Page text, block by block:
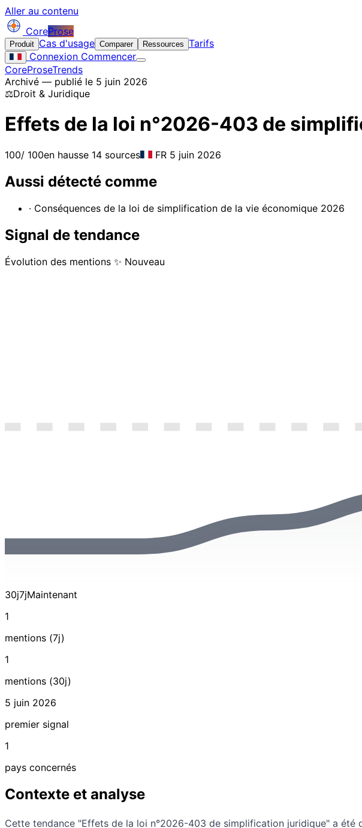
Aller au contenu
CoreProse
Produit Cas d'usage Comparer Ressources Tarifs
Connexion Commencer
CoreProseTrends
Archivé — publié le 5 juin 2026
⚖️Droit & Juridique
Effets de la loi n°2026-403 de
100/ 100en hausse 14 sources FR 5 juin 2026
Aussi détecté comme
· Conséquences de la loi de simplification de la vie économique 2026
Signal de tendance
Évolution des mentions ✨ Nouveau
30j7jMaintenant
1
mentions (7j)
1
mentions (30j)
5 juin 2026
premier signal
1
pays concernés
Contexte et analyse
Cette tendance "Effets de la loi n°2026-403 de simplification juridique" a